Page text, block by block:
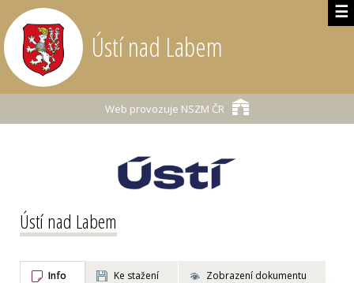
☰
Ústí nad Labem
Web provozuje NSZM ČR
Ústí nad Labem
Info Ke stažení Zobrazení dokumentu